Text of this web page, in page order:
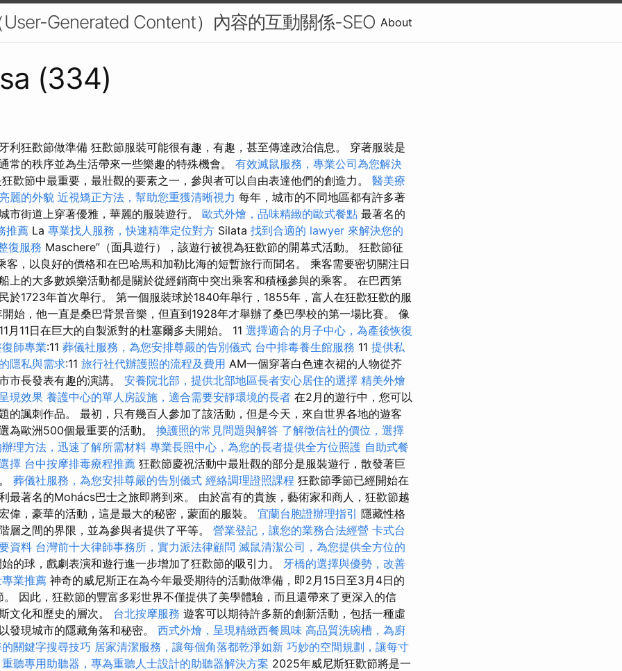
User-Generated Content）內容的互動關係-SEO About
(334)
利狂歡節做準備 狂歡節服裝可能很有趣，有趣，甚至傳達政治信息。 穿著服裝是
常的秩序並為生活帶來一些樂趣的特殊機會。 有效滅鼠服務，專業公司為您解決
歡節中最重要，最壯觀的要素之一，參與者可以自由表達他們的創造力。 醫美療
麗的外貌 近視矯正方法，幫助您重獲清晰視力 每年，城市的不同地區都有許多著
市街道上穿著優雅，華麗的服裝遊行。 歐式外燴，品味精緻的歐式餐點 最著名的
推薦 La 專業找人服務，快速精準定位對方 Silata 找到合適的 lawyer 來解決您的
復服務 Maschere”（面具遊行），該遊行被視為狂歡節的開幕式活動。 狂歡節征
客，以良好的價格和在巴哈馬和加勒比海的短暫旅行而聞名。 乘客需要密切關注日
上的大多數娛樂活動都是關於從經銷商中突出乘客和積極參與的乘客。 在巴西第
於1723年首次舉行。 第一個服裝球於1840年舉行，1855年，富人在狂歡狂歡的服
始，他一直是桑巴背景音樂，但直到1928年才舉辦了桑巴學校的第一場比賽。 像
月11日在巨大的自製派對的杜塞爾多夫開始。 11 選擇適合的月子中心，為產後恢復
師專業:11 葬儀社服務，為您安排尊嚴的告別儀式 台中排毒養生館服務 11 提供私
隱私與需求:11 旅行社代辦護照的流程及費用 AM一個穿著白色連衣裙的人物從芥
市長發表有趣的演講。 安養院北部，提供北部地區長者安心居住的選擇 精美外燴
現效果 養護中心的單人房設施，適合需要安靜環境的長者 在2月的遊行中，您可以
的諷刺作品。 最初，只有幾百人參加了該活動，但是今天，來自世界各地的遊客
為歐洲500個最重要的活動。 換護照的常見問題與解答 了解徵信社的價位，選擇
理方法，迅速了解所需材料 專業長照中心，為您的長者提供全方位照護 自助式餐
擇 台中按摩排毒療程推薦 狂歡節慶祝活動中最壯觀的部分是服裝遊行，散發著巨
葬儀社服務，為您安排尊嚴的告別儀式 經絡調理證照課程 狂歡節季節已經開始在
最著名的Mohács巴士之旅即將到來。 由於富有的貴族，藝術家和商人，狂歡節越
偉，豪華的活動，這是最大的秘密，蒙面的服裝。 宜蘭台胞證辦理指引 隱藏性格
層之間的界限，並為參與者提供了平等。 營業登記，讓您的業務合法經營 卡式台
資料 台灣前十大律師事務所，實力派法律顧問 滅鼠清潔公司，為您提供全方位的
的球，戲劇表演和遊行進一步增加了狂歡節的吸引力。 牙橋的選擇與優勢，改善
業推薦 神奇的威尼斯正在為今年最受期待的活動做準備，即2月15日至3月4日的
因此，狂歡節的豐富多彩世界不僅提供了美學體驗，而且還帶來了更深入的信
文化和歷史的層次。 台北按摩服務 遊客可以期待許多新的創新活動，包括一種虛
發現城市的隱藏角落和秘密。 西式外燴，呈現精緻西餐風味 高品質洗碗槽，為廚
關鍵字搜尋技巧 居家清潔服務，讓每個角落都乾淨如新 巧妙的空間規劃，讓每寸
重聽專用助聽器，專為重聽人士設計的助聽器解決方案 2025年威尼斯狂歡節將是一